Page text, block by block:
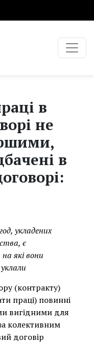
в
не
в
укладених
є
які вони
(контракту)
праці) повинні
вигідними для
колективним
договір